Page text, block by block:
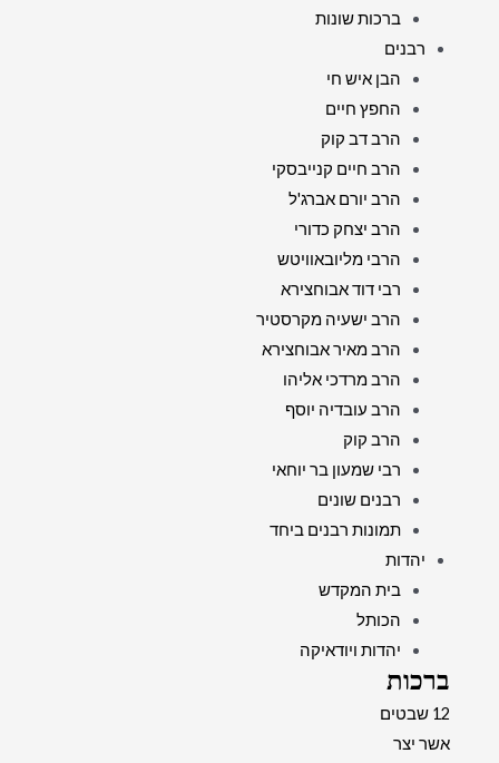
ברכות שונות
רבנים
הבן איש חי
החפץ חיים
הרב דב קוק
הרב חיים קנייבסקי
הרב יורם אברג'ל
הרב יצחק כדורי
הרבי מליובאוויטש
רבי דוד אבוחצירא
הרב ישעיה מקרסטיר
הרב מאיר אבוחצירא
הרב מרדכי אליהו
הרב עובדיה יוסף
הרב קוק
רבי שמעון בר יוחאי
רבנים שונים
תמונות רבנים ביחד
יהדות
בית המקדש
הכותל
יהדות ויודאיקה
ברכות
12 שבטים
אשר יצר